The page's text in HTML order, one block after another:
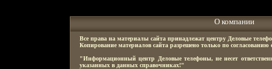
О компании
Все права на материалы сайта принадлежат центру Деловые
Копирование материалов сайта разрешено только по
"Информационный центр Деловые телефоны, не несет
указанных в данных справочниках!"